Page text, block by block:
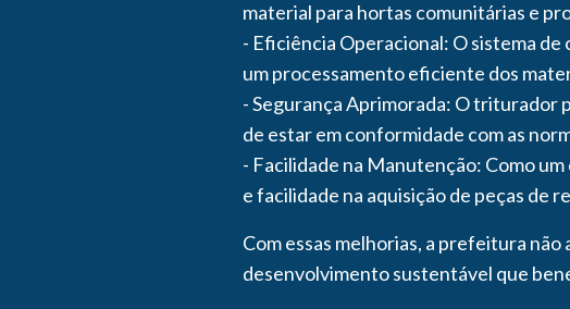
material para hortas comunitárias e
- Eficiência Operacional: O sistema
um processamento eficiente dos
- Segurança Aprimorada: O triturador
de estar em conformidade com as
- Facilidade na Manutenção: Como
e facilidade na aquisição de peças de
Com essas melhorias, a prefeitura
desenvolvimento sustentável que